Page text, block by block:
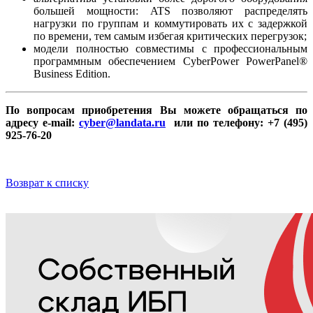
большей мощности: ATS позволяют распределять
нагрузки по группам и коммутировать их с задержкой
по времени, тем самым избегая критических перегрузок;
модели полностью совместимы с профессиональным
программным обеспечением CyberPower PowerPanel®
Business Edition.
По вопросам приобретения Вы можете обращаться по
адресу e-mail: cyber@landata.ru или по телефону: +7 (495)
925-76-20
Возврат к списку